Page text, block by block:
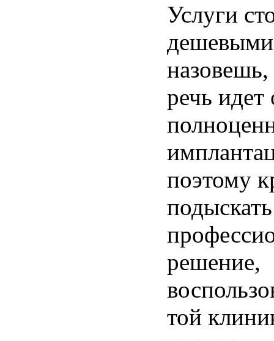
Услуги
дешевыми
речь идет
поэтому
решение,
той